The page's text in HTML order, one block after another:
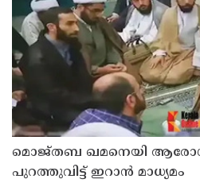
പദ്ധതിയിട്ട യുവതിയും
മൊജ്തബ ഖമനെയി
പുറത്തുവിട്ട് ഇറാന്‍ മാധ്യമം